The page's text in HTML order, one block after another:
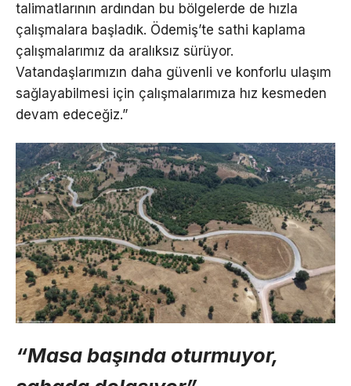
talimatlarının ardından bu bölgelerde de hızla
çalışmalara başladık. Ödemiş’te sathi kaplama
çalışmalarımız da aralıksız sürüyor.
Vatandaşlarımızın daha güvenli ve konforlu ulaşım
sağlayabilmesi için çalışmalarımıza hız kesmeden
devam edeceğiz.”
“Masa başında oturmuyor,